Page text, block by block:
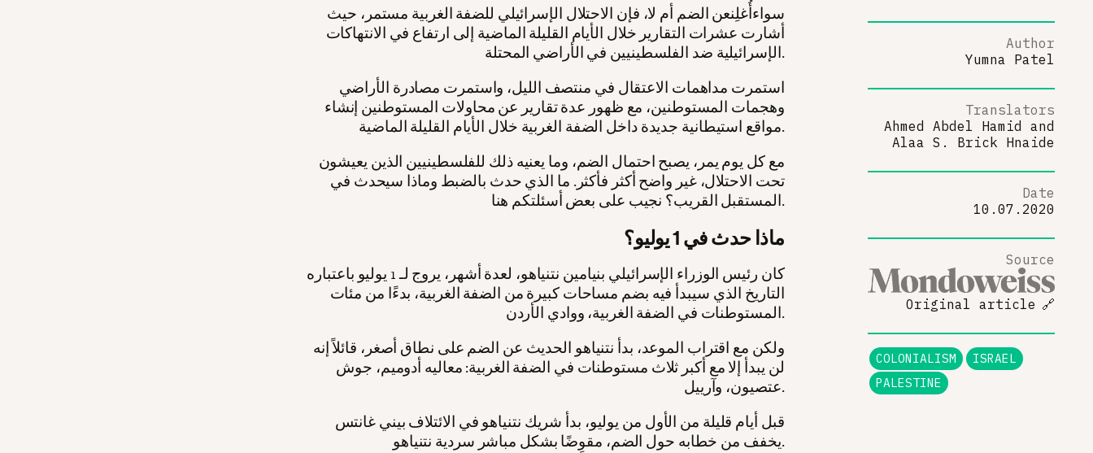
سواءأُغلِنعن الضم أم لا، فإن الاحتلال الإسرائيلي للضفة الغربية مستمر، حيث
أشارت عشرات التقارير خلال الأيام القليلة الماضية إلى ارتفاع في الانتهاكات
الإسرائيلية ضد الفلسطينيين في الأراضي المحتلة.
استمرت مداهمات الاعتقال في منتصف الليل، واستمرت مصادرة الأراضي
وهجمات المستوطنين، مع ظهور عدة تقارير عن محاولات المستوطنين إنشاء
مواقع استيطانية جديدة داخل الضفة الغربية خلال الأيام القليلة الماضية.
مع كل يوم يمر، يصبح احتمال الضم، وما يعنيه ذلك للفلسطينيين الذين يعيشون
تحت الاحتلال، غير واضح أكثر فأكثر. ما الذي حدث بالضبط وماذا سيحدث في
المستقبل القريب؟ نجيب على بعض أسئلتكم هنا.
ماذا حدث في 1 يوليو؟
كان رئيس الوزراء الإسرائيلي بنيامين نتنياهو، لعدة أشهر، يروج لـ 1 يوليو باعتباره
التاريخ الذي سيبدأ فيه بضم مساحات كبيرة من الضفة الغربية، بدءًا من مئات
المستوطنات في الضفة الغربية، ووادي الأردن.
ولكن مع اقتراب الموعد، بدأ نتنياهو الحديث عن الضم على نطاق أصغر، قائلاً إنه
لن يبدأ إلا مع أكبر ثلاث مستوطنات في الضفة الغربية: معاليه أدوميم، جوش
عتصيون، وآرييل.
قبل أيام قليلة من الأول من يوليو، بدأ شريك نتنياهو في الائتلاف بيني غانتس
يخفف من خطابه حول الضم، مقوِضًا بشكل مباشر سردية نتنياهو.
Author
Yumna Patel
Translators
Ahmed Abdel Hamid
and
Alaa S. Brick Hnaide
Date
10.07.2020
Source
Original article 🔗
COLONIALISM
ISRAEL
PALESTINE